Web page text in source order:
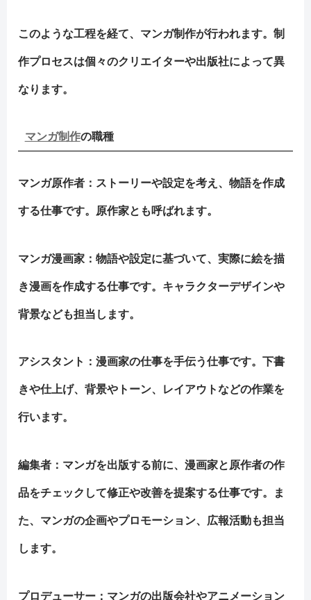
このような工程を経て、マンガ制作が行われます。制
作プロセスは個々のクリエイターや出版社によって異
なります。
マンガ制作の職種
マンガ原作者：ストーリーや設定を考え、物語を作成
する仕事です。原作家とも呼ばれます。
マンガ漫画家 ：物語や設定に基づいて、実際に絵を描
き漫画を作成する仕事です。キャラクターデザインや
背景なども担当します。
アシスタント ：漫画家の仕事を手伝う仕事です。下書
きや仕上げ、背景やトーン、レイアウトなどの作業を
行います。
編集者 ：マンガを出版する前に、漫画家と原作者の作
品をチェックして修正や改善を提案する仕事です。ま
た、マンガの企画やプロモーション、広報活動も担当
します。
プロデューサー ：マンガの出版会社やアニメーション